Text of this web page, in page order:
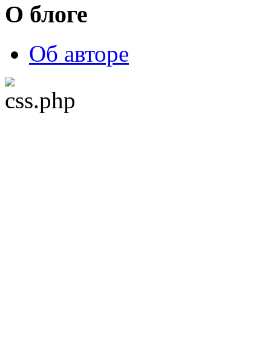
О блоге
Об авторе